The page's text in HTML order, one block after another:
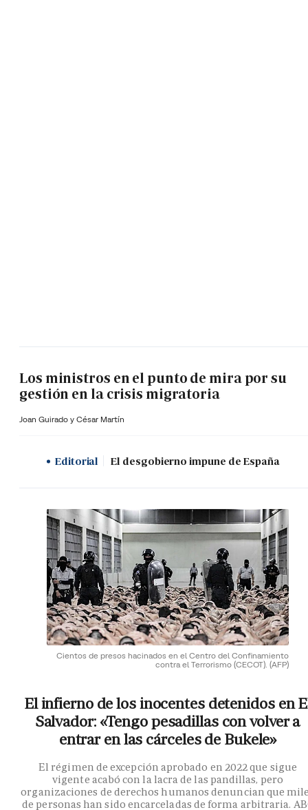
Los ministros en el punto de mira por su
gestión en la crisis migratoria
Joan Guirado y César Martín
Editorial El desgobierno impune de España
Cientos de presos hacinados en el Centro del Confinamiento
contra el Terrorismo (CECOT). (AFP)
El infierno de los inocentes detenidos en
Salvador: «Tengo pesadillas con volver a
entrar en las cárceles de Bukele»
El régimen de excepción aprobado en 2022 que sigue
vigente acabó con la lacra de las pandillas, pero
organizaciones de derechos humanos denuncian que
de personas han sido encarceladas de forma arbitraria.